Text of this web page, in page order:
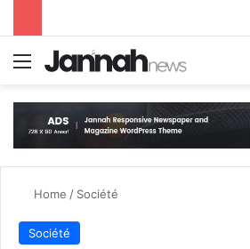
Menu
Home / Société
Société